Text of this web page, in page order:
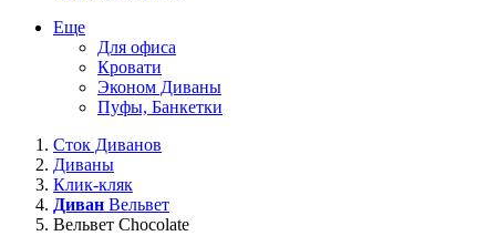
Еще
Для офиса
Кровати
Эконом Диваны
Пуфы, Банкетки
Сток Диванов
Диваны
Клик-кляк
Диван Вельвет
Вельвет Chocolate